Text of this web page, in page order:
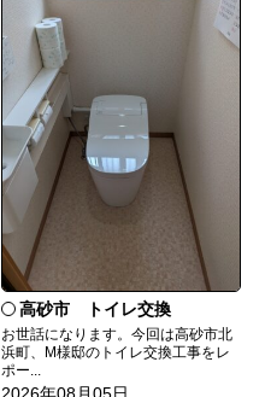
高砂市 トイレ交換
お世話になります。今回は高砂市北
浜町、M様邸のトイレ交換工事をレ
ポー...